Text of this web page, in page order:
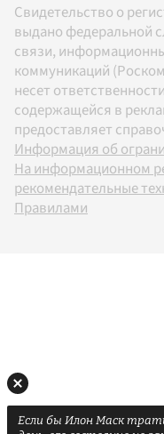
Свидетельство о
выдано федеральной
связи,
коммуникаций
несет
содержащейся в
предоставляет
Информация об
На информационном
рекомендательные
Правилами
Если бы Илон Маск